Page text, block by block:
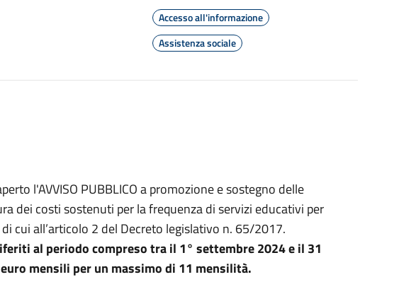
Accesso all'informazione
Assistenza sociale
l'AVVISO PUBBLICO a promozione e sostegno delle
dei costi sostenuti per la frequenza di servizi educativi per
cui all’articolo 2 del Decreto legislativo n. 65/2017.
al periodo compreso tra il 1° settembre 2024 e il 31
mensili per un massimo di 11 mensilità.